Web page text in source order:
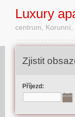
Luxury
centrum, Korunní,
Zjistit
Příjezd: